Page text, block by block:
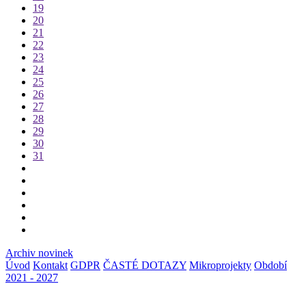
19
20
21
22
23
24
25
26
27
28
29
30
31
Archiv novinek
Úvod Kontakt GDPR ČASTÉ DOTAZY Mikroprojekty Období
2021 - 2027